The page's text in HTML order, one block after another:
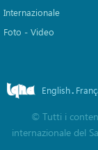
Internazionale
Foto - Video
English.
© Tutti i
internazionale del